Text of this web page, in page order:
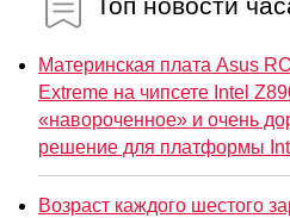
Материнская плата Asus
Extreme на чипсете Intel
«навороченное» и очень
решение для платформы
Возраст каждого шестого